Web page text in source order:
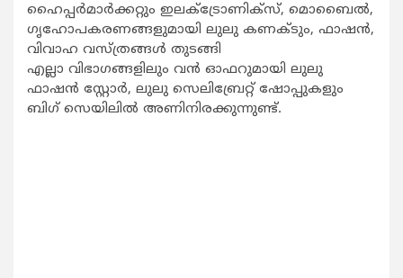
ഹൈപ്പര്‍മാര്‍ക്കറ്റും ഇലക്ട്രോണിക്‌സ്, മൊബൈല്‍,
ഗൃഹോപകരണങ്ങളുമായി ലുലു കണക്ടും, ഫാഷന്‍,
വിവാഹ വസ്ത്രങ്ങള്‍ തുടങ്ങി
എല്ലാ വിഭാഗങ്ങളിലും വന്‍ ഓഫറുമായി ലുലു
ഫാഷന്‍ സ്റ്റോര്‍, ലുലു സെലിബ്രേറ്റ് ഷോപ്പുകളും
ബിഗ് സെയിലില്‍ അണിനിരക്കുന്നുണ്ട്.